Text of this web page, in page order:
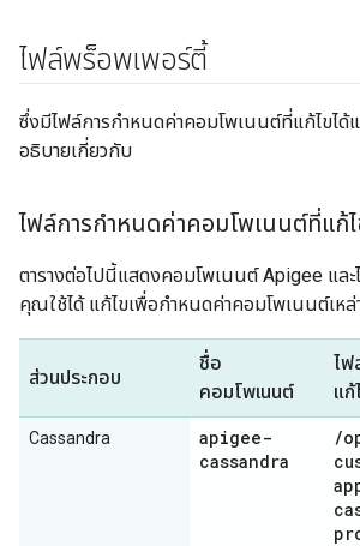
ไฟล์พร็อพเพอร์ตี้
ซึ่งมีไฟล์การกำหนดค่าคอมโพเนนต์ที่แก้ไขได้แ
อธิบายเกี่ยวกับ
ไฟล์การกำหนดค่าคอมโพเนนต์ที่แก้ไ
ตารางต่อไปนี้แสดงคอมโพเนนต์ Apigee แล
คุณใช้ได้ แก้ไขเพื่อกำหนดค่าคอมโพเนนต์เห
ส่วนประกอบ
ชื่อ
คอมโพเนนต์
ไฟ
แก้
Cassandra
apigee-
cassandra
/